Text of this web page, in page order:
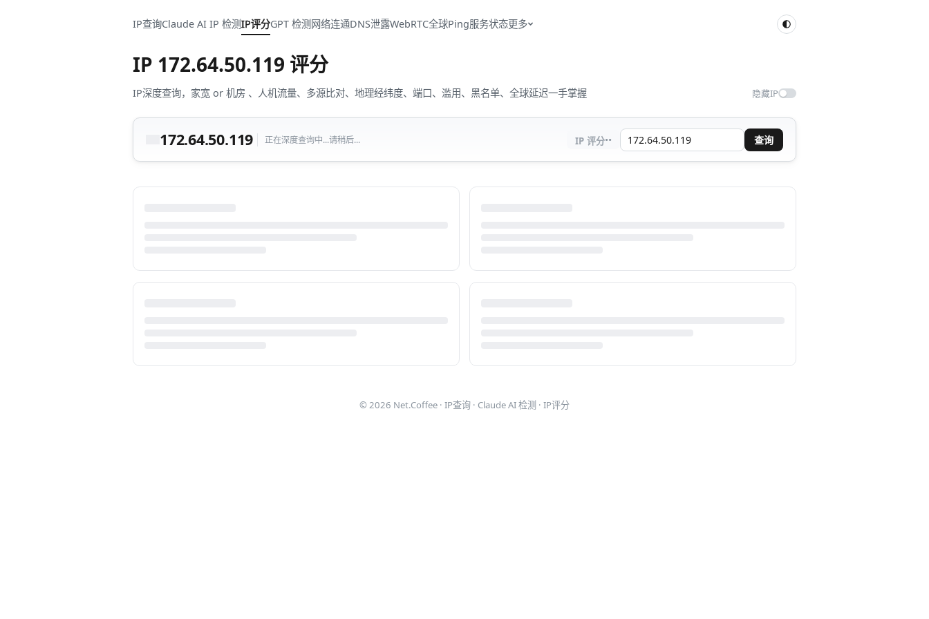
IP查询Claude AI IP 检测IP评分GPT 检测网络连通DNS泄露WebRTC全球Ping服务状态更多
IP 172.64.50.119 评分
IP深度查询，家宽 or 机房 、人机流量、多源比对、地理经纬度、端口、滥用、黑名单、全球延迟一手掌握 隐藏IP
172.64.50.119 正在深度查询中...请稍后... IP 评分·· 查询
© 2026 Net.Coffee · IP查询 · Claude AI 检测 · IP评分